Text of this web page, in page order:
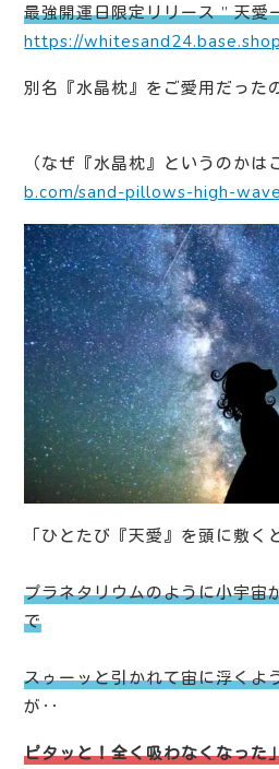
最強開運日限定リリース ” 天愛
https://
別名『水晶枕』をご愛用だった
（なぜ『水晶枕』というのか
b.com/sand-pillows-high-
「ひとたび『天愛』を頭に敷く
プラネタリウムのように小宇宙
で
スゥーッと引かれて宙に浮くよ
が‥
ピタッと！全く吸わなくなった